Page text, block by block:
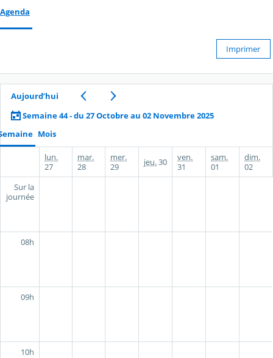
Agenda
Imprimer
Aujourd’hui
Semaine 44 - du 27 Octobre au 02 Novembre 2025
Mois
lun.
27
mar.
28
mer.
29
jeu.30
ven.
31
sam.
01
dim.
02
Sur la
journée
08h
09h
10h